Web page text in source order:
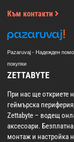
Към контакти
Pazaruvaj - Надежден
покупки
ZETTABYTE
При нас ще откриете
геймърска
Zettabyte – водещ
аксесоари.
монтаж и настройка